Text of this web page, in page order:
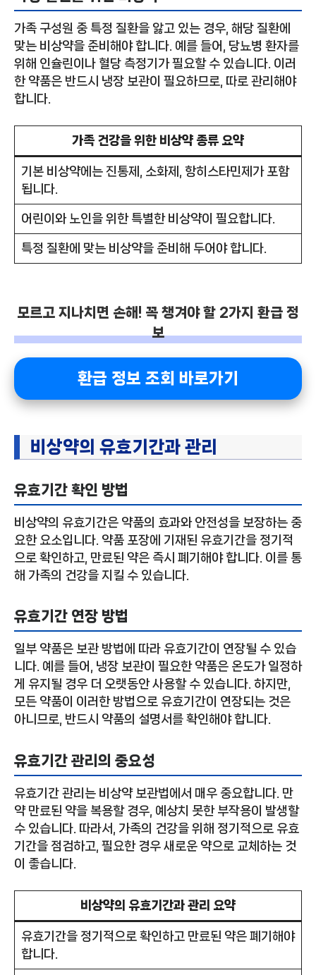
가족 구성원 중 특정 질환을 앓고 있는 경우, 해당 질환에
맞는 비상약을 준비해야 합니다. 예를 들어, 당뇨병 환자를
위해 인슐린이나 혈당 측정기가 필요할 수 있습니다. 이러
한 약품은 반드시 냉장 보관이 필요하므로, 따로 관리해야
합니다.
가족 건강을 위한 비상약 종류 요약
기본 비상약에는 진통제, 소화제, 항히스타민제가 포함
됩니다.
어린이와 노인을 위한 특별한 비상약이 필요합니다.
특정 질환에 맞는 비상약을 준비해 두어야 합니다.
모르고 지나치면 손해! 꼭 챙겨야 할 2가지 환급 정
보
환급 정보 조회 바로가기
비상약의 유효기간과 관리
유효기간 확인 방법
비상약의 유효기간은 약품의 효과와 안전성을 보장하는 중
요한 요소입니다. 약품 포장에 기재된 유효기간을 정기적
으로 확인하고, 만료된 약은 즉시 폐기해야 합니다. 이를 통
해 가족의 건강을 지킬 수 있습니다.
유효기간 연장 방법
일부 약품은 보관 방법에 따라 유효기간이 연장될 수 있습
니다. 예를 들어, 냉장 보관이 필요한 약품은 온도가 일정하
게 유지될 경우 더 오랫동안 사용할 수 있습니다. 하지만,
모든 약품이 이러한 방법으로 유효기간이 연장되는 것은
아니므로, 반드시 약품의 설명서를 확인해야 합니다.
유효기간 관리의 중요성
유효기간 관리는 비상약 보관법에서 매우 중요합니다. 만
약 만료된 약을 복용할 경우, 예상치 못한 부작용이 발생할
수 있습니다. 따라서, 가족의 건강을 위해 정기적으로 유효
기간을 점검하고, 필요한 경우 새로운 약으로 교체하는 것
이 좋습니다.
비상약의 유효기간과 관리 요약
유효기간을 정기적으로 확인하고 만료된 약은 폐기해야
합니다.